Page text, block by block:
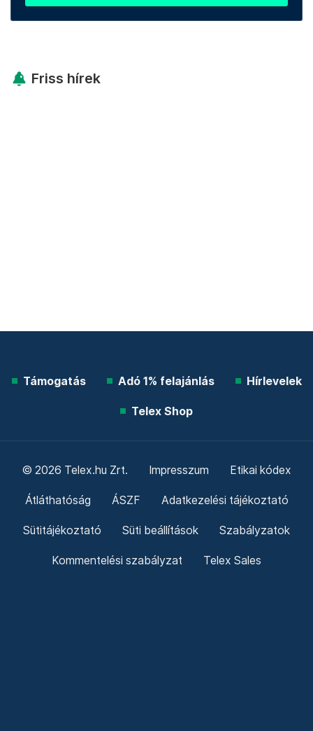
Friss hírek
Támogatás Adó 1% felajánlás Hírlevelek
Telex Shop
© 2026 Telex.hu Zrt. Impresszum Etikai kódex
Átláthatóság ÁSZF Adatkezelési tájékoztató
Sütitájékoztató Süti beállítások Szabályzatok
Kommentelési szabályzat Telex Sales